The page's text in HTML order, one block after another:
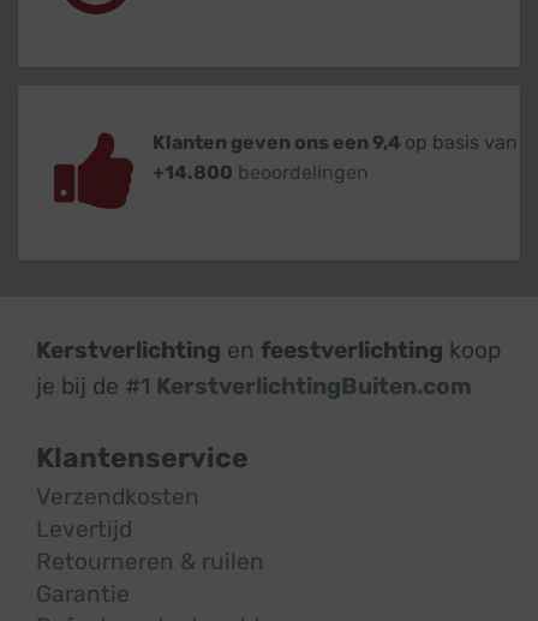
Klanten geven ons een 9,4 op basis van
+14.800 beoordelingen
Kerstverlichting en feestverlichting koop
je bij de #1 KerstverlichtingBuiten.com
Klantenservice
Verzendkosten
Levertijd
Retourneren & ruilen
Garantie